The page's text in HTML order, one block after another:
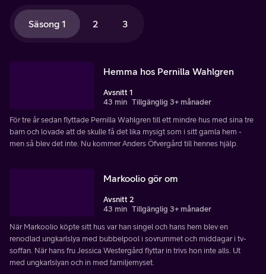
Säsong 1 2 3
Hemma hos Pernilla Wahlgren
Avsnitt 1
43 min Tillgänglig 3+ månader
För tre år sedan flyttade Pernilla Wahlgren till ett mindre hus med sina tre
barn och lovade att de skulle få det lika mysigt som i sitt gamla hem -
men så blev det inte. Nu kommer Anders Öfvergård till hennes hjälp.
Markoolio gör om
Avsnitt 2
43 min Tillgänglig 3+ månader
När Markoolio köpte sitt hus var han singel och hans hem blev en
renodlad ungkarlslya med bubbelpool i sovrummet och middagar i tv-
soffan. När hans fru Jessica Westergård flyttar in trivs hon inte alls. Ut
med ungkarlslyan och in med familjemyset.